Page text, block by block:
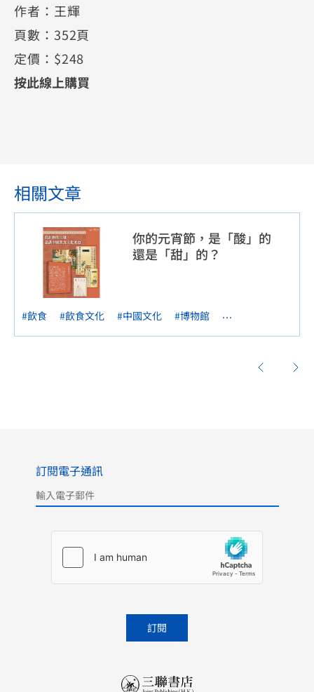
作者：王輝
頁數：352頁
定價：$248
按此線上購買
相關文章
你的元宵節，是「酸」的
還是「甜」的？
#飲食 #飲食文化 #中國文化 #博物館 ...
訂閱電子通訊